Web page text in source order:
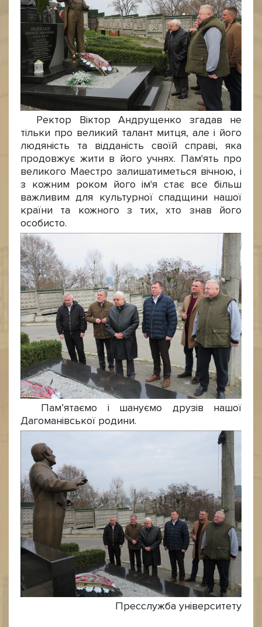
Ректор Віктор Андрущенко згадав не
тільки про великий талант митця, але і його
людяність та відданість своїй справі, яка
продовжує жити в його учнях. Пам'ять про
великого Маестро залишатиметься вічною, і
з кожним роком його ім'я стає все більш
важливим для культурної спадщини нашої
країни та кожного з тих, хто знав його
особисто.
Пам’ятаємо і шануємо друзів нашої
Дагоманівської родини.
Пресслужба університету